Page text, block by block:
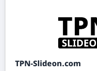
TPN-Slideon.com